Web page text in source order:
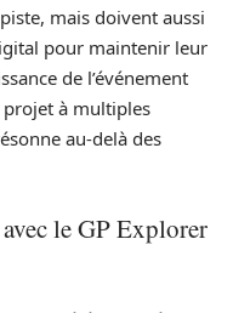
mais doivent aussi
pour maintenir leur
de l’événement
à multiples
au-delà des
le GP Explorer